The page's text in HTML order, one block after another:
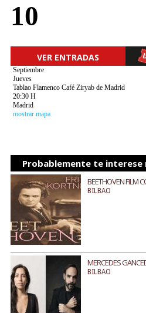
10
VER ENTRADAS
Septiembre
Jueves
Tablao Flamenco Café Ziryab de Madrid
20:30 H
Madrid
mostrar mapa
Probablemente te interese
BEETHOVEN FILM
BILBAO
MERCEDES
BILBAO